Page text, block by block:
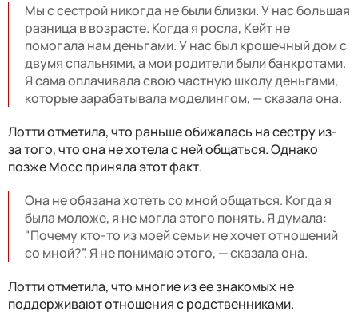
Мы с сестрой никогда не были близки. У нас большая
разница в возрасте. Когда я росла, Кейт не
помогала нам деньгами. У нас был крошечный дом с
двумя спальнями, а мои родители были банкротами.
Я сама оплачивала свою частную школу деньгами,
которые зарабатывала моделингом, — сказала она.
Лотти отметила, что раньше обижалась на сестру из-
за того, что она не хотела с ней общаться. Однако
позже Мосс приняла этот факт.
Она не обязана хотеть со мной общаться. Когда я
была моложе, я не могла этого понять. Я думала:
"Почему кто-то из моей семьи не хочет отношений
со мной?”. Я не понимаю этого, — сказала она.
Лотти отметила, что многие из ее знакомых не
поддерживают отношения с родственниками.